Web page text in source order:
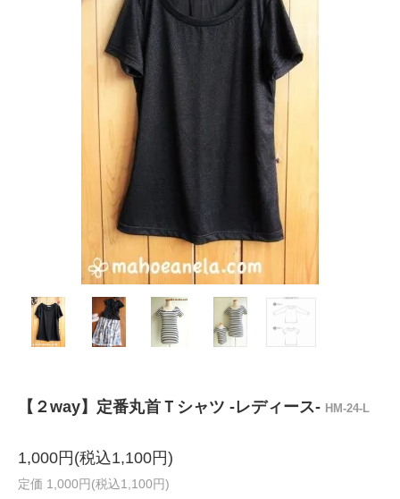
【２way】定番丸首Ｔシャツ -レディース- HM-24-L
1,000円(税込1,100円)
定価 1,000円(税込1,100円)